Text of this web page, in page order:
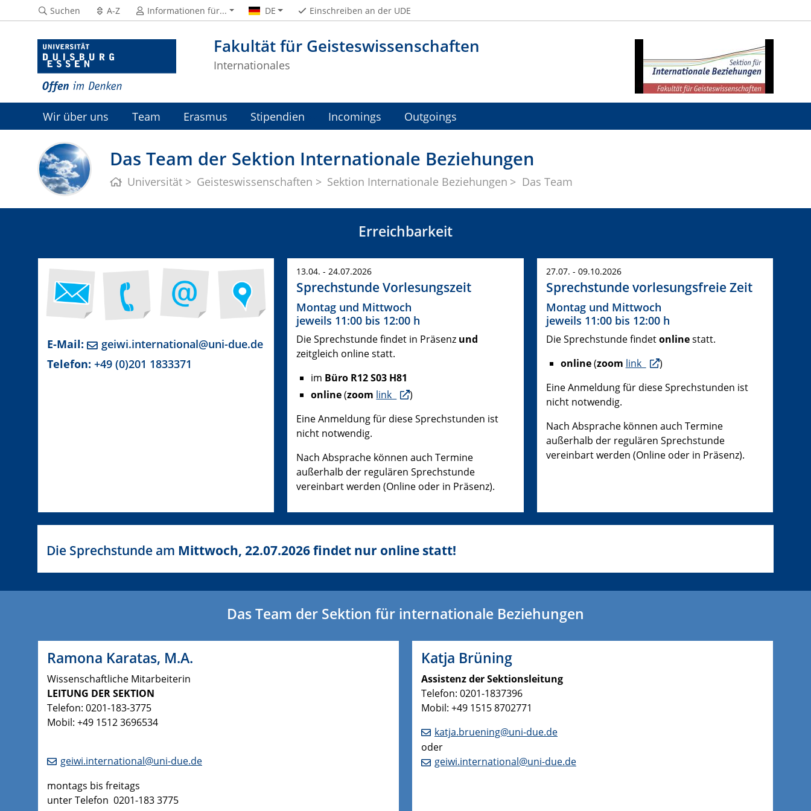
Fakultät für Geisteswissenschaften
Internationales
Suchen A-Z Informationen für... DE Einschreiben an der UDE
Wir über uns Team Erasmus Stipendien Incomings Outgoings
Das Team der Sektion Internationale Beziehungen
Universität Geisteswissenschaften Sektion Internationale Beziehungen Das Team
Erreichbarkeit
E-Mail:
geiwi.international@uni-due.de
Telefon: +49 (0)201 1833371
13.04. - 24.07.2026
Sprechstunde Vorlesungszeit
Montag und Mittwoch
jeweils 11:00 bis 12:00 h
Die Sprechstunde findet in Präsenz und
zeitgleich online statt.
im Büro R12 S03 H81
online(zoom link
)
Eine Anmeldung für diese Sprechstunden ist
nicht notwendig.
Nach Absprache können auch Termine
außerhalb der regulären Sprechstunde
vereinbart werden (Online oder in Präsenz).
27.07. - 09.10.2026
Sprechstunde vorlesungsfreie Zeit
Montag und Mittwoch
jeweils 11:00 bis 12:00 h
Die Sprechstunde findetonlinestatt.
online(zoom link
)
Eine Anmeldung für diese Sprechstunden ist
nicht notwendig.
Nach Absprache können auch Termine
außerhalb der regulären Sprechstunde
vereinbart werden (Online oder in Präsenz).
Die Sprechstunde am Mittwoch, 22.07.2026 findet nur online statt!
Das Team der Sektion für internationale Beziehungen
Ramona Karatas, M.A.
Wissenschaftliche Mitarbeiterin
LEITUNG DER SEKTION
Telefon: 0201-183-3775
Mobil: +49 1512 3696534
geiwi.international@uni-due.de
montags bis freitags
unter Telefon 0201-183 3775
Katja Brüning
Assistenz der Sektionsleitung
Telefon: 0201-1837396
Mobil: +49 1515 8702771
katja.bruening@uni-due.de
oder
geiwi.international@uni-due.de